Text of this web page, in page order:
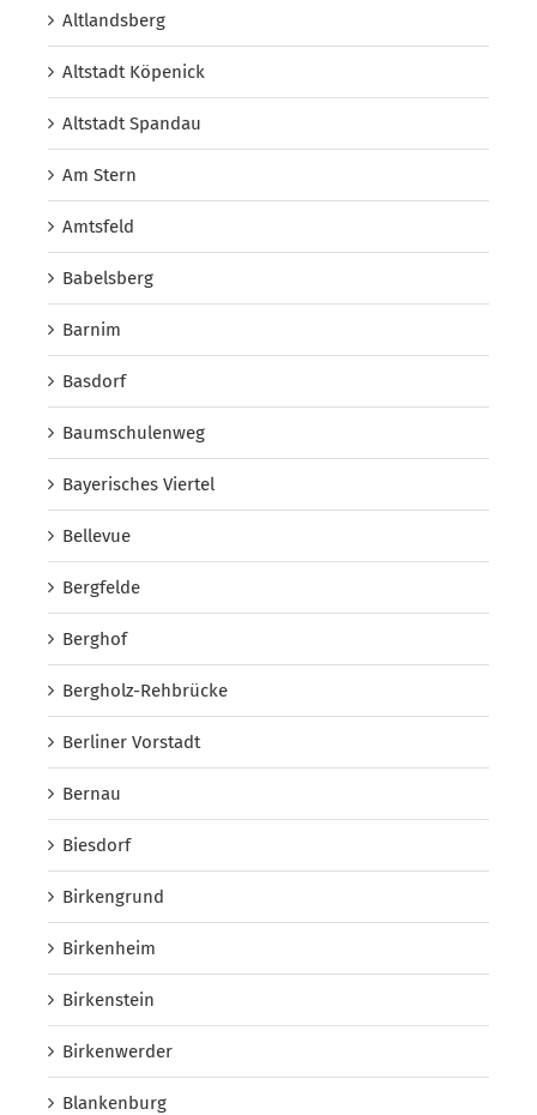
Altlandsberg
Altstadt Köpenick
Altstadt Spandau
Am Stern
Amtsfeld
Babelsberg
Barnim
Basdorf
Baumschulenweg
Bayerisches Viertel
Bellevue
Bergfelde
Berghof
Bergholz-Rehbrücke
Berliner Vorstadt
Bernau
Biesdorf
Birkengrund
Birkenheim
Birkenstein
Birkenwerder
Blankenburg